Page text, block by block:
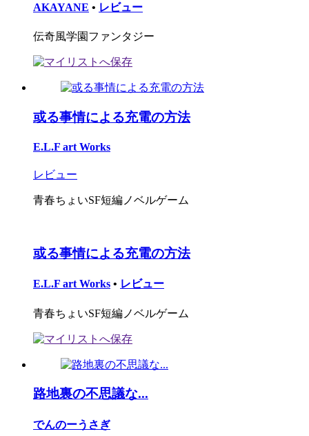
AKAYANE • レビュー
伝奇風学園ファンタジー
或る事情による充電の方法
E.L.F art Works
レビュー
青春ちょいSF短編ノベルゲーム
或る事情による充電の方法
E.L.F art Works • レビュー
青春ちょいSF短編ノベルゲーム
路地裏の不思議な...
でんのーうさぎ